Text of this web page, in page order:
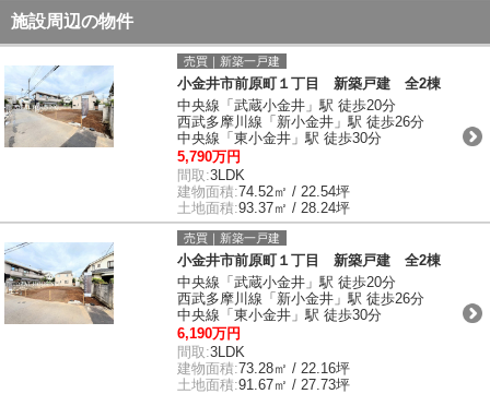
施設周辺の物件
売買｜新築一戸建
小金井市前原町１丁目 新築戸建 全2棟
中央線「武蔵小金井」駅 徒歩20分
西武多摩川線「新小金井」駅 徒歩26分
中央線「東小金井」駅 徒歩30分
5,790万円
間取:3LDK
建物面積:74.52㎡ / 22.54坪
土地面積:93.37㎡ / 28.24坪
売買｜新築一戸建
小金井市前原町１丁目 新築戸建 全2棟
中央線「武蔵小金井」駅 徒歩20分
西武多摩川線「新小金井」駅 徒歩26分
中央線「東小金井」駅 徒歩30分
6,190万円
間取:3LDK
建物面積:73.28㎡ / 22.16坪
土地面積:91.67㎡ / 27.73坪